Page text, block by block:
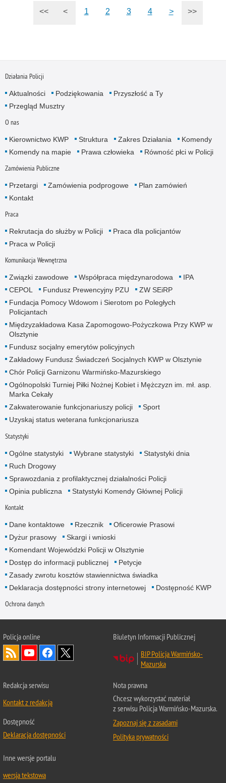
<< < 1 2 3 4 > >>
Działania Policji
Aktualności Podziękowania
Przyszłość a Ty
Przegląd Musztry
O nas
Kierownictwo KWP Struktura Zakres Działania
Komendy
Komendy na mapie
Prawa człowieka Równość płci w Policji
Zamówienia Publiczne
Przetargi Zamówienia podprogowe
Plan zamówień
Kontakt
Praca
Rekrutacja do służby w Policji
Praca dla policjantów
Praca w Policji
Komunikacja Wewnętrzna
Związki zawodowe Współpraca międzynarodowa
IPA
CEPOL
Fundusz Prewencyjny PZU
ZW SEiRP
Fundacja Pomocy Wdowom i Sierotom po Poległych
Policjantach
Międzyzakładowa Kasa Zapomogowo-Pożyczkowa Przy KWP w
Olsztynie
Fundusz socjalny emerytów policyjnych
Zakładowy Fundusz Świadczeń Socjalnych KWP w Olsztynie
Chór Policji Garnizonu Warmińsko-Mazurskiego
Ogólnopolski Turniej Piłki Nożnej Kobiet i Mężczyzn im. mł. asp.
Marka Cekały
Zakwaterowanie funkcjonariuszy policji
Sport
Uzyskaj status weterana funkcjonariusza
Statystyki
Ogólne statystyki Wybrane statystyki
Statystyki dnia
Ruch Drogowy
Sprawozdania z profilaktycznej działalności Policji
Opinia publiczna
Statystyki Komendy Głównej Policji
Kontakt
Dane kontaktowe Rzecznik
Oficerowie Prasowi
Dyżur prasowy
Skargi i wnioski
Komendant Wojewódzki Policji w Olsztynie
Dostęp do informacji publicznej
Petycje
Zasady zwrotu kosztów stawiennictwa świadka
Deklaracja dostępności strony internetowej
Dostępność KWP
Ochrona danych
Policja online
Biuletyn Informacji Publicznej
BIP Policja Warmińsko-
Mazurska
Redakcja serwisu
Kontakt z redakcją
Dostępność
Deklaracja dostępności
Nota prawna
Chcesz wykorzystać materiał
z serwisu Policja Warmińsko-Mazurska.
Zapoznaj się z zasadami
Polityka prywatności
Inne wersje portalu
wersja tekstowa